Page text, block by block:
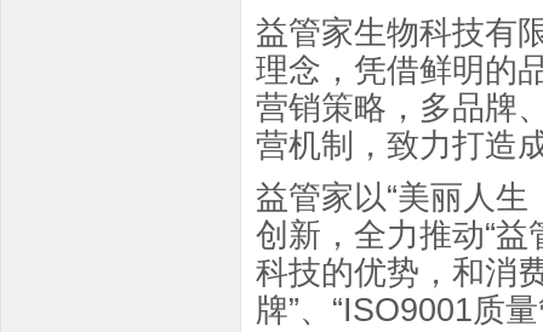
益管家生物科技有
理念，凭借鲜明的
营销策略，多品牌
营机制，致力打造
益管家以“美丽人
创新，全力推动“
科技的优势，和消
牌”、“ISO9001质